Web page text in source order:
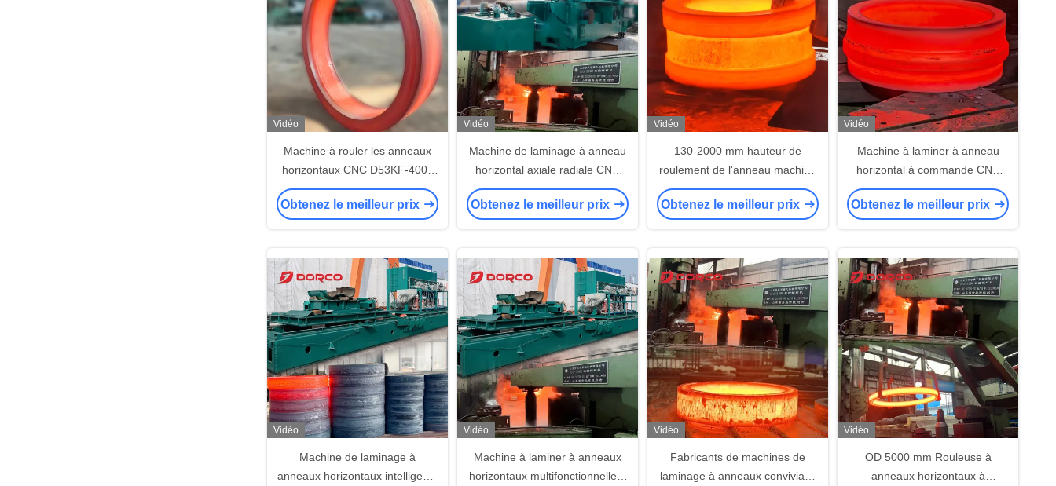
Vidéo
Machine à rouler les anneaux
horizontaux CNC D53KF-4000
avec plage de roulage de 800-
4000mm, système de
Obtenez le meilleur prix
Vidéo
Machine de laminage à anneau
horizontal axiale radiale CNC
avec personnalisation non
standard, système de
Obtenez le meilleur prix
Vidéo
130-2000 mm hauteur de
roulement de l'anneau machine
à roulement CNC à anneau
horizontal avec un taux
800-5000 mm
Obtenez le meilleur prix
Vidéo
Machine à laminer à anneau
horizontal à commande CNC
pour anneaux de grand
diamètre avec une force de
Obtenez le meilleur prix
Vidéo
Machine de laminage à
anneaux horizontaux intelligents
Vidéo
Machine à laminer à anneaux
horizontaux multifonctionnelle à
Vidéo
Fabricants de machines de
laminage à anneaux conviviaux
Vidéo
OD 5000 mm Rouleuse à
anneaux horizontaux à